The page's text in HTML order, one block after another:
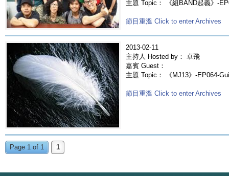
主題 Topic： 《組BAND起義》-
節目重溫 Click to enter Archives
2013-02-11
主持人 Hosted by： 卓飛
嘉賓 Guest：
主題 Topic： 《MJ13》-EP064-
節目重溫 Click to enter Archives
Page 1 of 1 1